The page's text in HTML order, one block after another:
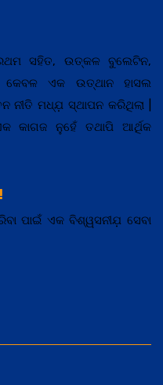
ସହିତ, ଉତ୍କଳ ବୁଲେଟିନ,
କେବଳ ଏକ ଉତ୍ଥାନ ହାସଲ
ନୀତି ମଧ୍ଯ଼ ସ୍ଥାପନ କରିଥିଲା |
କାଗଜ ନୁହେଁ ତଥାପି ଆର୍ଥିକ
ପାଇଁ ଏକ ବିଶ୍ୱସନୀଯ଼ ସେବା